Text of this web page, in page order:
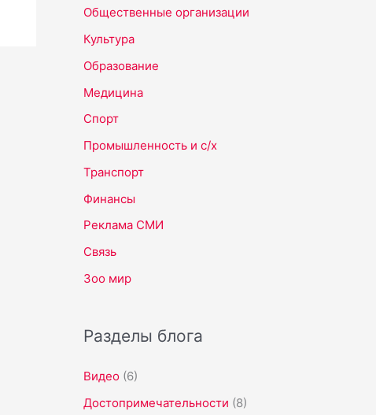
Общественные организации
Культура
Образование
Медицина
Спорт
Промышленность и с/х
Транспорт
Финансы
Реклама СМИ
Связь
Зоо мир
Разделы блога
Видео (6)
Достопримечательности (8)